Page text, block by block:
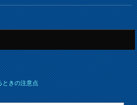
ときの注意点